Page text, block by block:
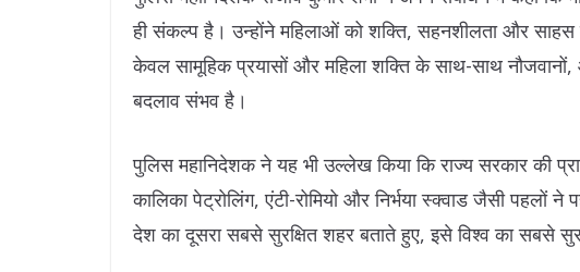
ही संकल्प है। उन्होंने महिलाओं को शक्ति, सहनशीलता और साहस
केवल सामूहिक प्रयासों और महिला शक्ति के साथ-साथ
बदलाव संभव है।
पुलिस महानिदेशक ने यह भी उल्लेख किया कि राज्य सरकार की
कालिका पेट्रोलिंग, एंटी-रोमियो और निर्भया स्क्वाड जैसी पहलों
देश का दूसरा सबसे सुरक्षित शहर बताते हुए, इसे विश्व का सबसे